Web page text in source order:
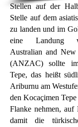
Stellen auf der
Stelle auf dem
zu landen und im
eine Landung
Australian and
(ANZAC) sollte
Tepe, das heißt
Ariburnu am
den Kocaçimen
Flanke nehmen, auf
damit die